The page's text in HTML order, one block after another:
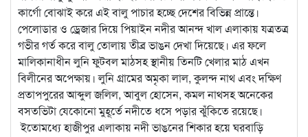
কার্গো বোঝাই করে এই বালু পাচার হচ্ছে দেশের বিভিন্ন প্রান্তে।
পেলোডার ও ড্রেজার দিয়ে পিয়াইন নদীর আনন্দ খাল এলাকায় যত্রতত্র
গভীর গর্ত করে বালু তোলায় তীব্র ভাঙন দেখা দিয়েছে। এর ফলে
মালিকানাধীন লুনি ফুটবল মাঠসহ স্থানীয় তিনটি খেলার মাঠ এখন
বিলীনের অপেক্ষায়। লুনি গ্রামের অমৃকা লাল, কুলন্দ নাথ এবং দক্ষিণ
প্রতাপপুরের আব্দুল জলিল, আবুল হোসেন, কমল নাথসহ অনেকের
বসতভিটা যেকোনো মুহূর্তে নদীতে ধসে পড়ার ঝুঁকিতে রয়েছে।
ইতোমধ্যে হাজীপুর এলাকায় নদী ভাঙনের শিকার হয়ে ঘরবাড়ি